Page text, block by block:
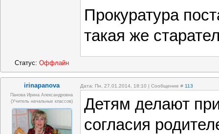
Прокуратура
такая же
Статус: Оффлайн
irinapanova Дата: Пн, 27.01.2014, 18:10 | Сообщение # 113
Панова Ирина Александровна
(учитель начальных классов)
Детям делают
согласия